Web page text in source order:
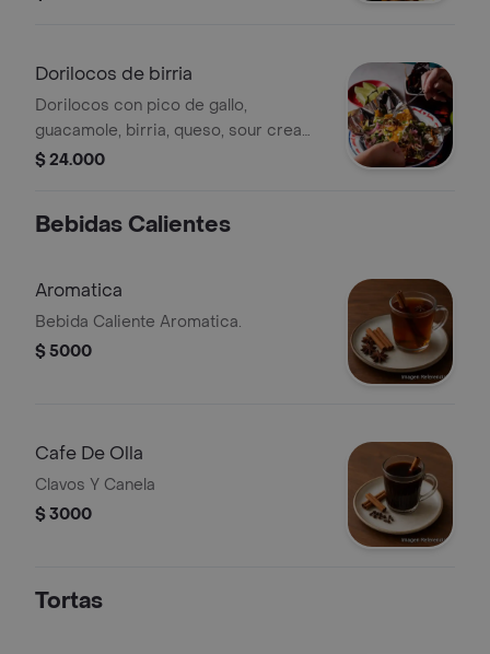
Dorilocos de birria
Dorilocos con pico de gallo,
guacamole, birria, queso, sour cream
y cebolla encurtida. porción personal.
$ 24.000
Bebidas Calientes
Aromatica
Bebida Caliente Aromatica.
$ 5000
Cafe De Olla
Clavos Y Canela
$ 3000
Tortas